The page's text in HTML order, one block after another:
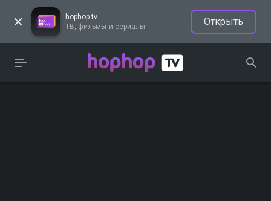
hophop.tv
ТВ, фильмы и сериалы
Открыть